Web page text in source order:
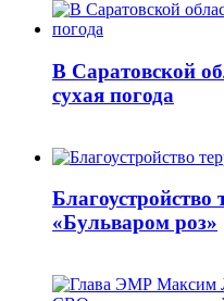
В Саратовской
сухая погода
Благоустройство
«Бульваром роз»